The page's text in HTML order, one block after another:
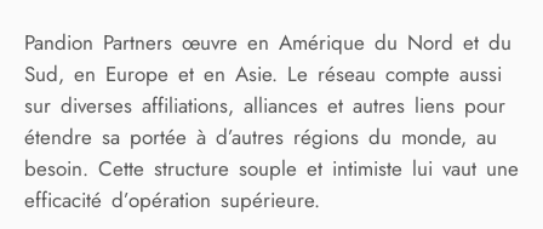
Pandion Partners œuvre en Amérique du Nord et du
Sud, en Europe et en Asie. Le réseau compte aussi
sur diverses affiliations, alliances et autres liens pour
étendre sa portée à d’autres régions du monde, au
besoin. Cette structure souple et intimiste lui vaut une
efficacité d’opération supérieure.